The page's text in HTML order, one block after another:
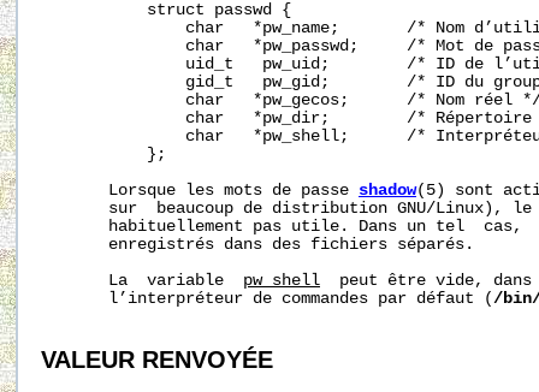
           struct passwd {
char   *pw_name;       /* Nom
char   *pw_passwd;     /* Mot de
uid_t   pw_uid;        /* ID de
gid_t   pw_gid;        /* ID du
char   *pw_gecos;      /* Nom réel
char   *pw_dir;        /* Répertoire
char   *pw_shell;      /*
           };
       Lorsque les mots de passe
shadow(5) sont
sur  beaucoup de distribution GNU/Linux),
habituellement pas utile. Dans un tel  cas,
       enregistrés dans des fichiers séparés.
       La  variable
pw_shell
peut être vide,
       l’interpréteur de commandes par défaut (
/
VALEUR RENVOYÉE